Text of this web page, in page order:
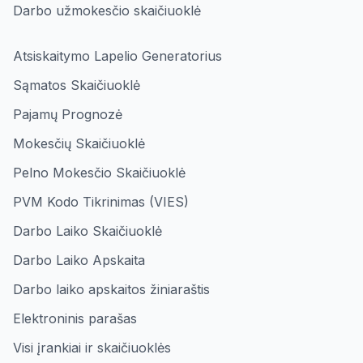
Darbo užmokesčio skaičiuoklė
Atsiskaitymo Lapelio Generatorius
Sąmatos Skaičiuoklė
Pajamų Prognozė
Mokesčių Skaičiuoklė
Pelno Mokesčio Skaičiuoklė
PVM Kodo Tikrinimas (VIES)
Darbo Laiko Skaičiuoklė
Darbo Laiko Apskaita
Darbo laiko apskaitos žiniaraštis
Elektroninis parašas
Visi įrankiai ir skaičiuoklės